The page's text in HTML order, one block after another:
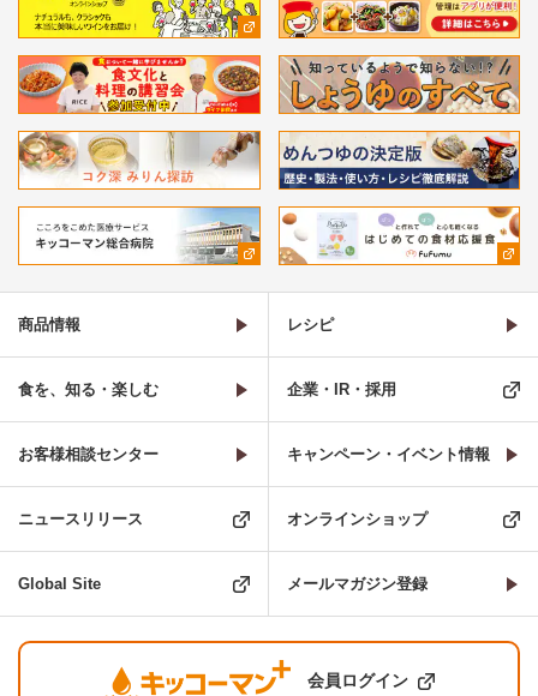
商品情報 レシピ
食を、知る・楽しむ 企業・IR・採用
お客様相談センター キャンペーン・イベント情報
ニュースリリース オンラインショップ
Global Site メールマガジン登録
会員ログイン